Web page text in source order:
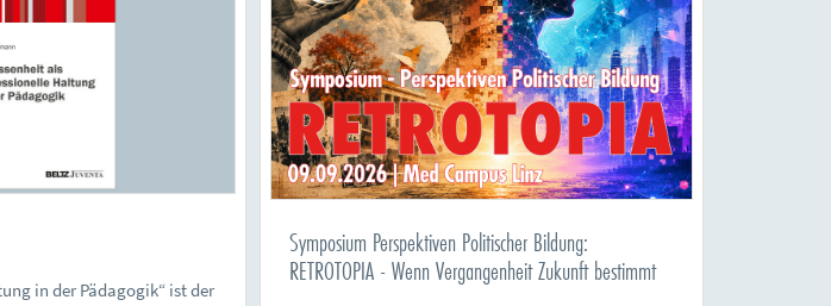
in der Pädagogik“ ist der
Symposium Perspektiven Politischer Bildung:
RETROTOPIA - Wenn Vergangenheit Zukunft bestimmt